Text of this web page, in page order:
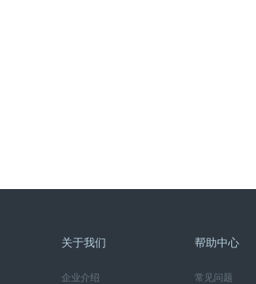
关于我们
企业介绍
帮助中心
常见问题